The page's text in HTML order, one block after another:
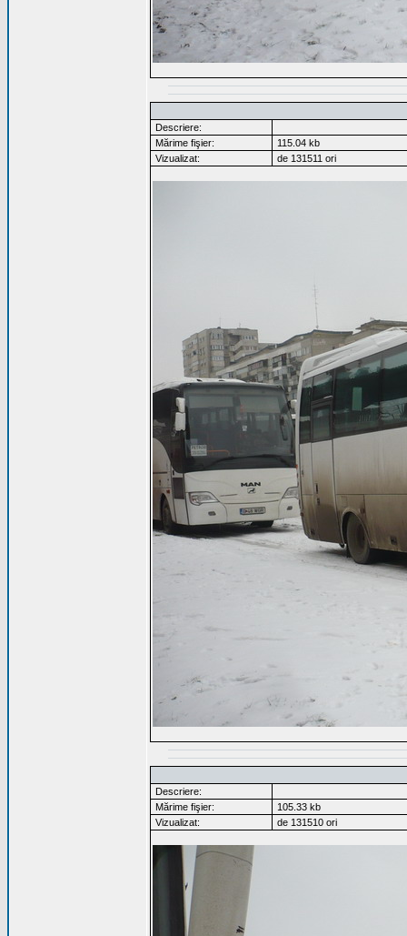
Descriere:
Mărime fişier:
115.04 kb
Vizualizat:
de 131511 ori
Descriere:
Mărime fişier:
105.33 kb
Vizualizat:
de 131510 ori